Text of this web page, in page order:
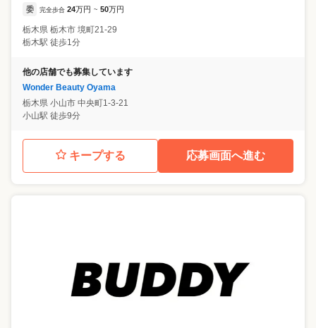
委 完全歩合 24万円 ~ 50万円
栃木県 栃木市 境町21-29
栃木駅 徒歩1分
他の店舗でも募集しています
Wonder Beauty Oyama
栃木県 小山市 中央町1-3-21
小山駅 徒歩9分
キープする 応募画面へ進む